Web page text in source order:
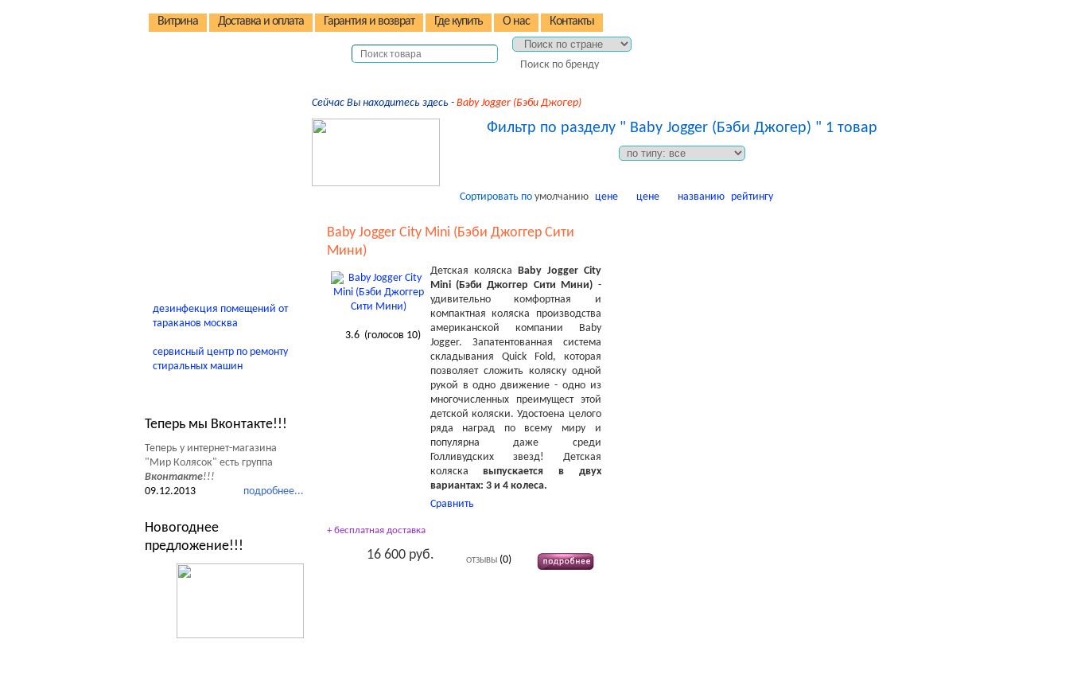
Витрина Доставка и оплата Гарантия и возврат Где купить О нас Контакты
Поиск по бренду
Сейчас Вы находитесь здесь - Baby Jogger (Бэби Джогер)
Фильтр по разделу " Baby Jogger (Бэби Джогер) " 1 товар
Сортировать по умолчанию цене цене названию рейтингу
Baby Jogger City Mini (Бэби Джоггер Сити
Мини)
3.6(голосов 10)
Детская коляска Baby Jogger City
Mini (Бэби Джоггер Сити Мини) -
удивительно комфортная и
компактная коляска производства
американской компании Baby
Jogger. Запатентованная система
складывания Quick Fold, которая
позволяет сложить коляску одной
рукой в одно движение - одно из
многочисленных преимущест этой
детской коляски.Удостоена целого
ряда наград по всему миру и
популярна даже среди
Голливудских звезд! Детская
коляскавыпускается в двух
вариантах: 3 и 4 колеса.
Сравнить
+ бесплатная доставка
16 600 руб. ОТЗЫВЫ(0)
дезинфекция помещений от
тараканов москва
сервисный центр по ремонту
стиральных машин
Теперь мы Вконтакте!!!
Теперь у интернет-магазина
"Мир Колясок" есть группа
Вконтакте!!!
подробнее...
09.12.2013
Новогоднее
предложение!!!